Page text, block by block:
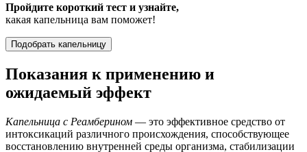
Пройдите короткий тест и узнайте,
какая капельница вам поможет!
Подобрать капельницу
Показания к применению и
ожидаемый эффект
Капельница с Реамберином — это эффективное средство от
интоксикаций различного происхождения, способствующее
восстановлению внутренней среды организма, стабилизации